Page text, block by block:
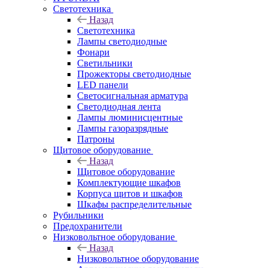
Светотехника
Назад
Светотехника
Лампы светодиодные
Фонари
Светильники
Прожекторы светодиодные
LED панели
Светосигнальная арматура
Светодиодная лента
Лампы люминисцентные
Лампы газоразрядные
Патроны
Щитовое оборудование
Назад
Щитовое оборудование
Комплектующие шкафов
Корпуса щитов и шкафов
Шкафы распределительные
Рубильники
Предохранители
Низковольтное оборудование
Назад
Низковольтное оборудование